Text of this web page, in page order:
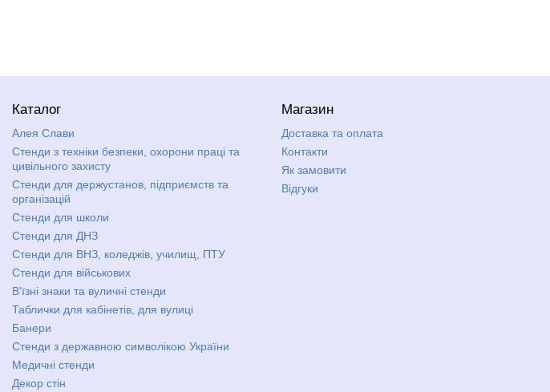
Каталог
Алея Слави
Стенди з техніки безпеки, охорони праці та
цивільного захисту
Стенди для держустанов, підприємств та
організацій
Стенди для школи
Стенди для ДНЗ
Стенди для ВНЗ, коледжів, училищ, ПТУ
Стенди для військових
В'їзні знаки та вуличні стенди
Таблички для кабінетів, для вулиці
Банери
Стенди з державною символікою України
Медичні стенди
Декор стін
Магазин
Доставка та оплата
Контакти
Як замовити
Відгуки